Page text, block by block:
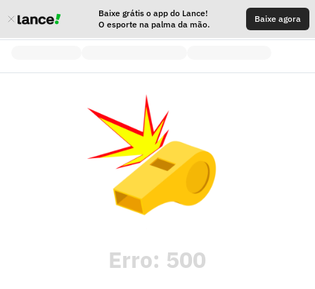
Baixe grátis o app do Lance!
O esporte na palma da mão.
Baixe agora
Erro: 500